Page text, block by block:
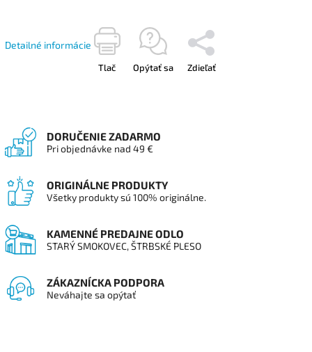
Detailné informácie
Tlač Opýtať sa Zdieľať
DORUČENIE ZADARMO
Pri objednávke nad 49 €
ORIGINÁLNE PRODUKTY
Všetky produkty sú 100% originálne.
KAMENNÉ PREDAJNE ODLO
STARÝ SMOKOVEC, ŠTRBSKÉ PLESO
ZÁKAZNÍCKA PODPORA
Neváhajte sa opýtať